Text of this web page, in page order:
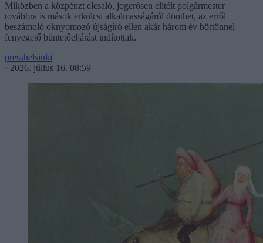
Miközben a közpénzt elcsaló, jogerősen elítélt polgármester
továbbra is mások erkölcsi alkalmasságáról dönthet, az erről
beszámoló oknyomozó újságíró ellen akár három év börtönnel
fenyegető büntetőeljárást indítottak.
presshelsinki
· 2026. július 16. 08:59